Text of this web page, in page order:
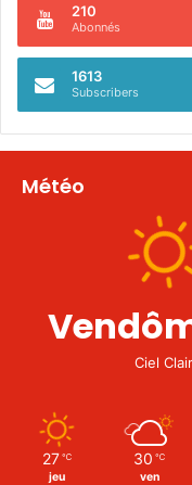
210
Abonnés
1613
Subscribers
Météo
Ciel Clair
27 ℃
jeu
30 ℃
ven